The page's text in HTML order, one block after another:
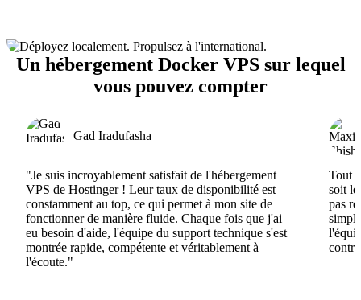
Un hébergement Docker VPS sur lequel
vous pouvez compter
Gad Iradufasha
"Je suis incroyablement satisfait de l'hébergement
VPS de Hostinger ! Leur taux de disponibilité est
constamment au top, ce qui permet à mon site de
fonctionner de manière fluide. Chaque fois que j'ai
eu besoin d'aide, l'équipe du support technique s'est
montrée rapide, compétente et véritablement à
l'écoute."
Tout
soit
pas